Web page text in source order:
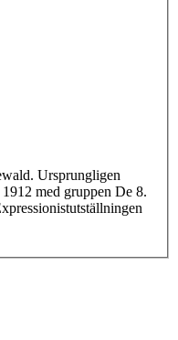
Ursprungligen
med gruppen De 8.